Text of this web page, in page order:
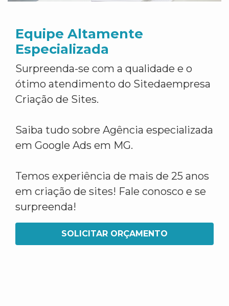
Equipe Altamente
Especializada
Surpreenda-se com a qualidade e o
ótimo atendimento do Sitedaempresa
Criação de Sites.
Saiba tudo sobre Agência especializada
em Google Ads em MG.
Temos experiência de mais de 25 anos
em criação de sites! Fale conosco e se
surpreenda!
SOLICITAR ORÇAMENTO